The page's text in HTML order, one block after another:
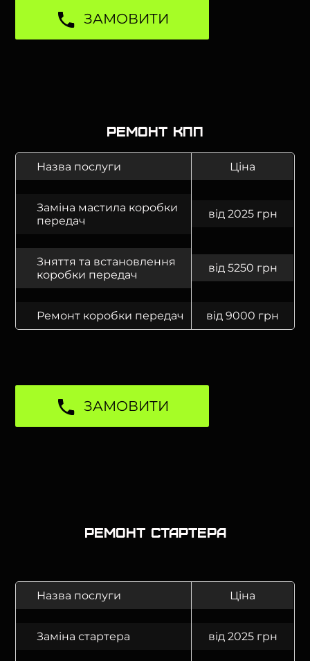
ЗАМОВИТИ
Ремонт КПП
Назва послуги Ціна
Заміна мастила коробки
передач
від 2025 грн
Зняття та встановлення
коробки передач
від 5250 грн
Ремонт коробки передач від 9000 грн
ЗАМОВИТИ
Ремонт стартера
Назва послуги Ціна
Заміна стартера від 2025 грн